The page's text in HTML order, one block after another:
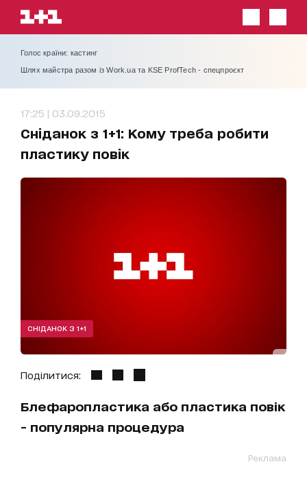
Голос країни: кастинг
Шлях майстра разом із Work.ua та KSE ProfTech - спецпроєкт
17:25 | 03.09.2015
Сніданок з 1+1: Кому треба робити
пластику повік
СНІДАНОК З 1+1
Поділитися:
Блефаропластика або пластика повік
- популярна процедура
Реклама